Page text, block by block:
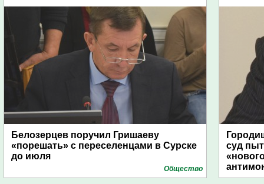
Белозерцев поручил Гришаеву
«порешать» с переселенцами в Сурске
до июля
Общество
суд